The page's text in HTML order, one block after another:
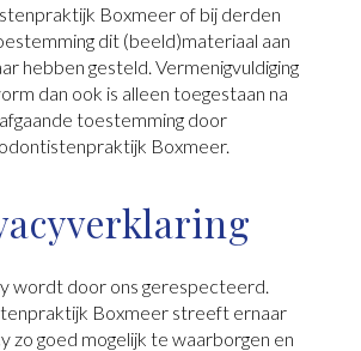
Boxmeer of bij derden
dit (beeld)materiaal aan
hebben gesteld. Vermenigvuldiging
dan ook is alleen toegestaan na
toestemming door
Boxmeer.
wordt door ons gerespecteerd.
Boxmeer streeft ernaar
zo goed mogelijk te waarborgen en